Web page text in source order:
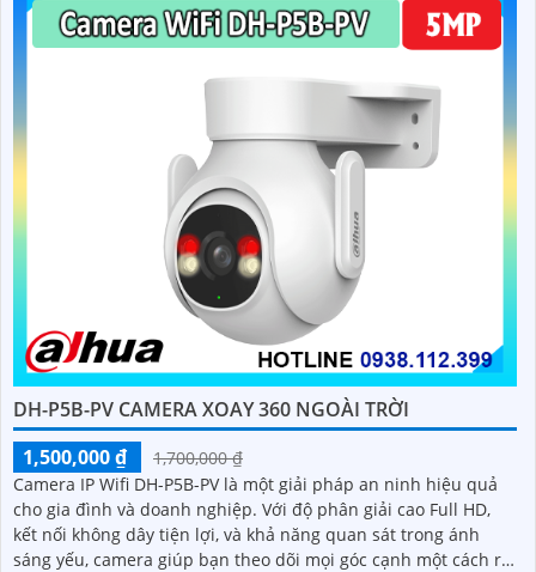
DH-P5B-PV CAMERA XOAY 360 NGOÀI TRỜI
1,500,000 ₫
1,700,000 ₫
Camera IP Wifi DH-P5B-PV là một giải pháp an ninh hiệu quả
cho gia đình và doanh nghiệp. Với độ phân giải cao Full HD,
kết nối không dây tiện lợi, và khả năng quan sát trong ánh
sáng yếu, camera giúp bạn theo dõi mọi góc cạnh một cách rõ